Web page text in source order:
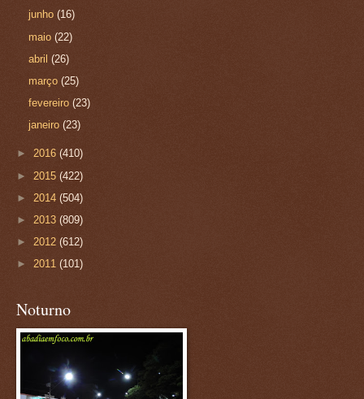
junho(16)
maio(22)
abril(26)
março(25)
fevereiro(23)
janeiro(23)
► 2016 (410)
► 2015 (422)
► 2014 (504)
► 2013 (809)
► 2012 (612)
► 2011 (101)
Noturno